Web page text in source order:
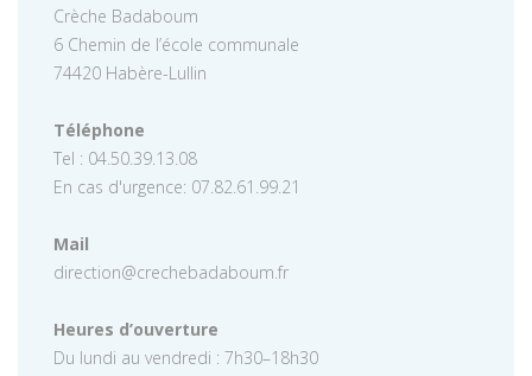
Crèche Badaboum
6 Chemin de l’école communale
74420 Habère-Lullin
Téléphone
Tel : 04.50.39.13.08
En cas d'urgence: 07.82.61.99.21
Mail
direction@crechebadaboum.fr
Heures d’ouverture
Du lundi au vendredi : 7h30–18h30